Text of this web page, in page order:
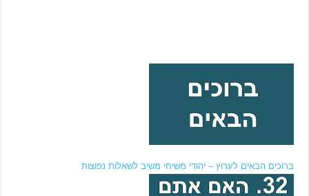
ברוכים הבאים לערוץ – יהודי משיחי משיב לשאלות נפוצות